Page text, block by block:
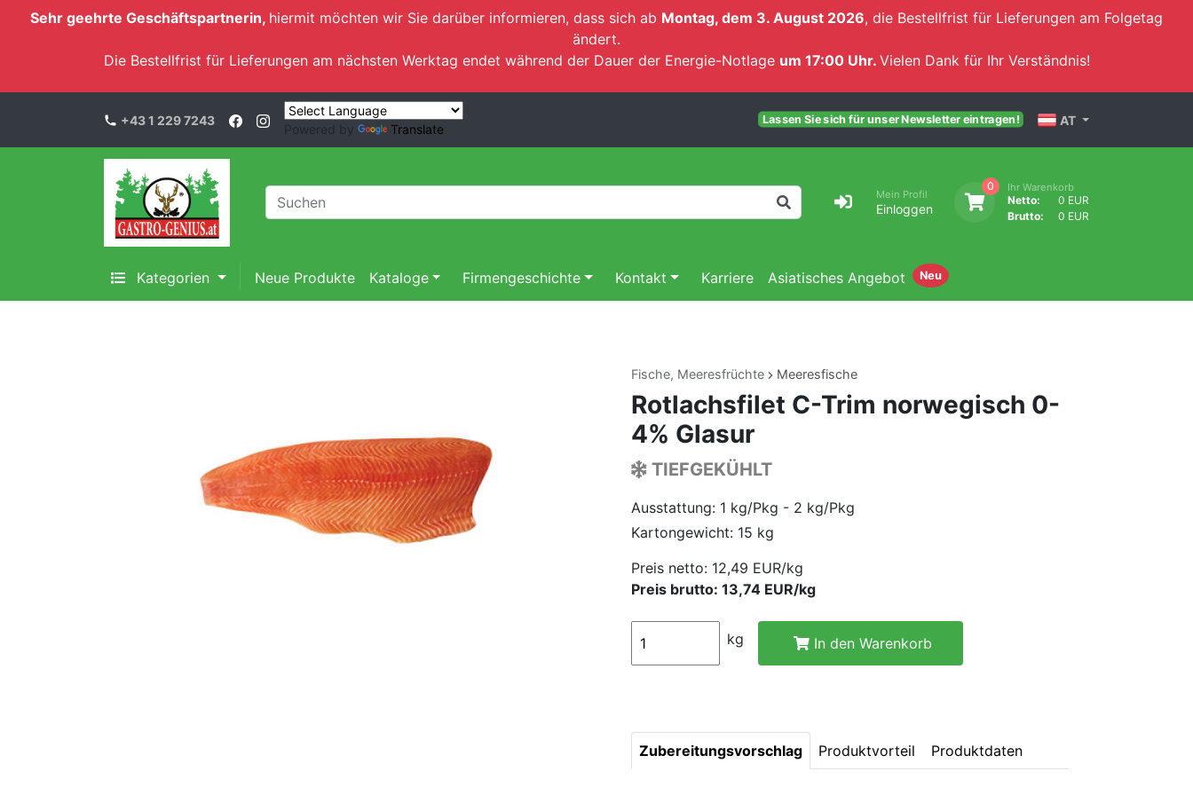
Sehr geehrte Geschäftspartnerin, hiermit möchten wir Sie darüber informieren, dass sich ab Montag, dem 3. August 2026, die Bestellfrist für Lieferungen am Folgetag
ändert.
Die Bestellfrist für Lieferungen am nächsten Werktag endet während der Dauer der Energie-Notlage um 17:00 Uhr. Vielen Dank für Ihr Verständnis!
+43 1 229 7243
Powered by Translate
Lassen Sie sich für unser Newsletter eintragen! AT
Mein Profil
Einloggen
0 Ihr Warenkorb
Netto:
0 EUR
Brutto:
0 EUR
Kategorien Neue Produkte Kataloge Firmengeschichte Kontakt Karriere Asiatisches Angebot Neu
Fische, Meeresfrüchte Meeresfische
Rotlachsfilet C-Trim norwegisch 0-
4% Glasur
TIEFGEKÜHLT
Ausstattung: 1 kg/Pkg - 2 kg/Pkg
Kartongewicht: 15 kg
Preis netto: 12,49 EUR/kg
Preis brutto: 13,74 EUR/kg
kg In den Warenkorb
Zubereitungsvorschlag Produktvorteil Produktdaten